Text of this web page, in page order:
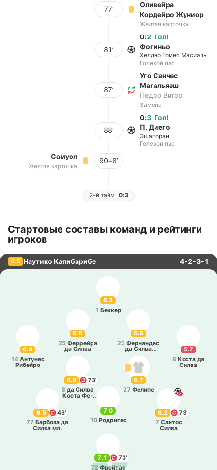
77’
Оливейра
Кордейро Жуниор
Желтая карточка
81’
Гол!
0:2
Фогиньо
Хелдер Гомес Масиэль
Голевой пас
87’
Уго Санчес
Магальяеш
Педро Витор
Замена
88’
Гол!
0:3
П. Диего
Эшапоран
Голевой пас
Самуэл
Желтая карточка
90+8’
2-й тайм 0:3
Стартовые составы команд и рейтинги
игроков
6.5 Наутико Капибарибе 4-2-3-1
6.2
1 Беккер
5.7
6 Коста да
Силва
6.6
23 Фе­рна­ндес
да Силва
Араужо
6.8
25 Фе­ррей­ра
да Силва
6.8
14 Анту­нес
Ри­бей­ро
6.2
73'
7 Сантос
Силва
6.5
46'
77 Ба­рбо­за да
Силва мл.
6.8
73'
8 да Силва
Коста Фе­
7.0
10 Ро­дри­гес
6.7
27 Фелипе
7.1
73'
72 Фрей­тас